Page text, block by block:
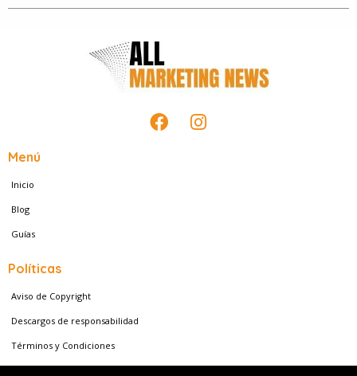
F
a
I
n
Menú
Inicio
Blog
Guías
Políticas
Aviso de Copyright
Descargos de responsabilidad
Términos y Condiciones